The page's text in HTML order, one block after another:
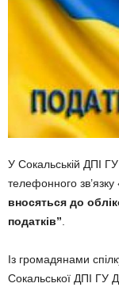
У Сокальській ДПІ
телефонного зв’язку
вносяться до
податків”
Із громадянами
Сокальської ДПІ ГУ